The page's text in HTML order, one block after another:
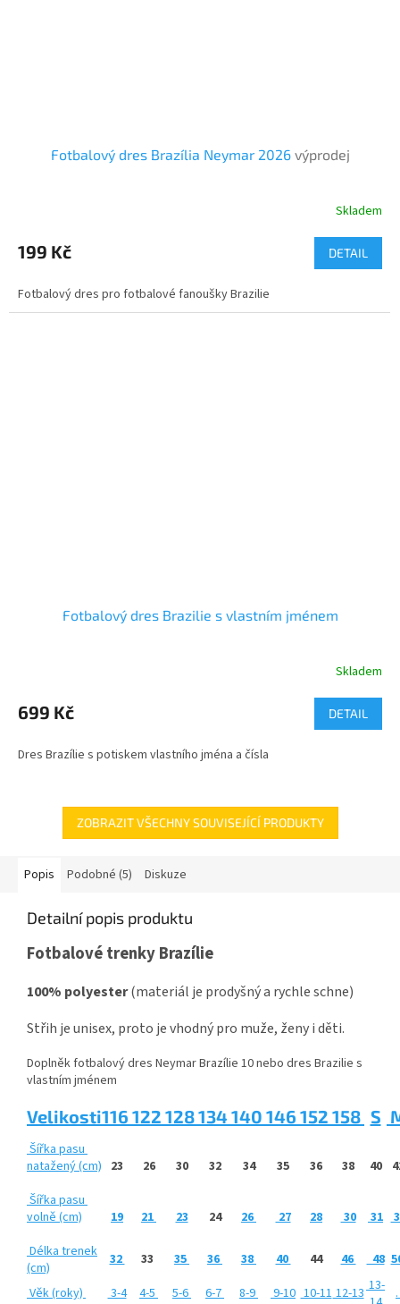
Fotbalový dres Brazília Neymar 2026 výprodej
Skladem
199 Kč DETAIL
Fotbalový dres pro fotbalové fanoušky Brazilie
Fotbalový dres Brazilie s vlastním jménem
Skladem
699 Kč DETAIL
Dres Brazílie s potiskem vlastního jména a čísla
ZOBRAZIT VŠECHNY SOUVISEJÍCÍ PRODUKTY
Popis Podobné (5) Diskuze
Detailní popis produktu
Fotbalovétrenky Brazílie
100% polyester(materiál je prodyšný a rychle schne)
Střih je unisex, proto je vhodný pro muže, ženy i děti.
Doplněk fotbalový dres Neymar Brazílie 10 nebo dres Brazilie s
vlastním jménem
Velikosti116 122 128134140 146 152 158 S
Šířka pasu
natažený(cm) 23 26 30 32 34 35 36 38 40
Šířka pasu
volně(cm) 19 21 23 24 26 27 28 30 31
Délka trenek
(cm)
32 33 35 36 38 40 44 46 48
Věk (roky)
3-4 4-5 5-6 6-7 8-9 9-10 10-1112-1313- .